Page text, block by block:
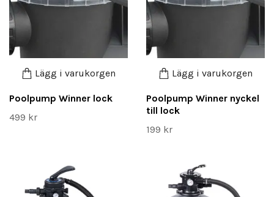
Lägg i varukorgen
Poolpump Winner lock
499 kr
Lägg i varukorgen
Poolpump Winner nyckel
till lock
199 kr